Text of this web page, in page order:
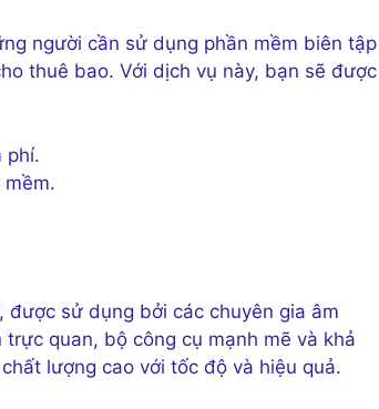
người cần sử dụng phần mềm biên tập
thuê bao. Với dịch vụ này, bạn sẽ được
phí.
sử dụng bởi các chuyên gia âm
quan, bộ công cụ mạnh mẽ và khả
lượng cao với tốc độ và hiệu quả.